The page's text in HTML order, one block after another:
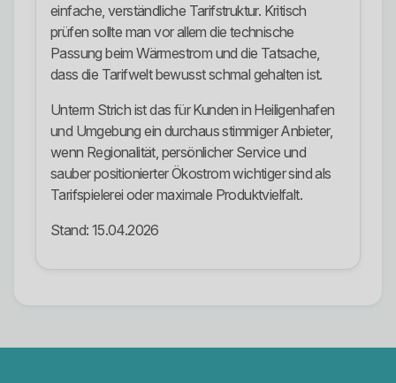
einfache, verständliche Tarifstruktur. Kritisch
prüfen sollte man vor allem die technische
Passung beim Wärmestrom und die Tatsache,
dass die Tarifwelt bewusst schmal gehalten ist.
Unterm Strich ist das für Kunden in Heiligenhafen
und Umgebung ein durchaus stimmiger Anbieter,
wenn Regionalität, persönlicher Service und
sauber positionierter Ökostrom wichtiger sind als
Tarifspielerei oder maximale Produktvielfalt.
Stand: 15.04.2026